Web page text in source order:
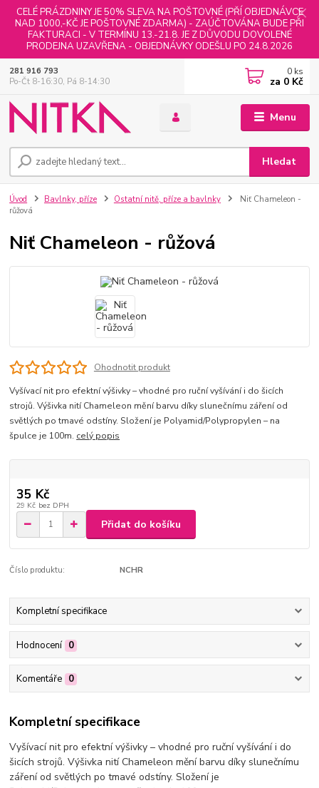
CELÉ PRÁZDNINY JE 50% SLEVA NA POŠTOVNÉ (PŘÍ OBJEDNÁVCE
NAD 1000,-KČ JE POŠTOVNÉ ZDARMA) - ZAÚČTOVÁNA BUDE PŘI
FAKTURACI - V TERMÍNU 13.-21.8. JE Z DŮVODU DOVOLENÉ
PRODEJNA UZAVŘENA - OBJEDNÁVKY ODEŠLU PO 24.8.2026
Menu
Hledat
281 916 793
Po-Čt 8-16:30, Pá 8-14:30
0 ks
za 0 Kč
Úvod Bavlnky, příze Ostatní nitě, příze a bavlnky
Niť Chameleon -
růžová
Niť Chameleon - růžová
Ohodnotit produkt
Vyšívací nit pro efektní výšivky – vhodné pro ruční vyšívání i do šicích
strojů. Výšivka nití Chameleon mění barvu díky slunečnímu záření od
světlých po tmavé odstíny. Složení je Polyamid/Polypropylen – na
špulce je 100m. celý popis
35 Kč
29 Kč bez DPH
Přidat do košíku
Číslo produktu: NCHR
Kompletní specifikace
Hodnocení 0
Komentáře 0
Kompletní specifikace
Vyšívací nit pro efektní výšivky – vhodné pro ruční vyšívání i do
šicích strojů. Výšivka nití Chameleon mění barvu díky slunečnímu
záření od světlých po tmavé odstíny. Složení je